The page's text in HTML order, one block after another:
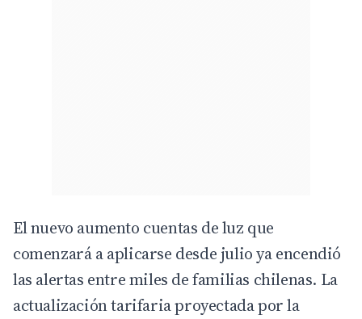
El nuevo aumento cuentas de luz que
comenzará a aplicarse desde julio ya encendió
las alertas entre miles de familias chilenas. La
actualización tarifaria proyectada por la